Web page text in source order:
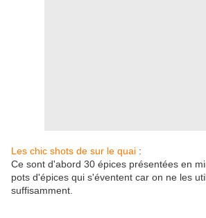
Les chic shots de sur le quai :
Ce sont d'abord 30 épices présentées en
pots d'épices qui s'éventent car on ne les
suffisamment.